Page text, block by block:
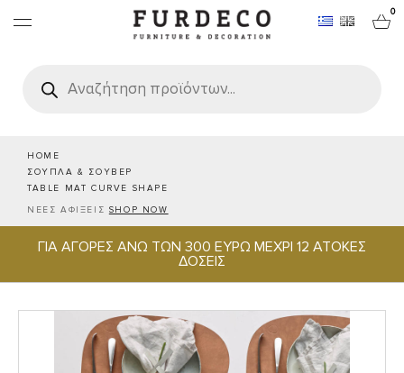
0
search
HOME
ΣΟΥΠΛΑ & ΣΟΥΒΕΡ
TABLE MAT CURVE SHAPE
ΝΕΕΣ ΑΦΙΞΕΙΣ SHOP NOW
ΓΙΑ ΑΓΟΡΕΣ ΑΝΩ ΤΩΝ 300 ΕΥΡΩ ΜΕΧΡΙ 12 ΑΤΟΚΕΣ
ΔΟΣΕΙΣ
ΕΠΙΠΛΑ
ΧΑΛΙΑ
ΕΙΔΗ ΣΕΡΒΙΡΙΣΜΑΤΟΣ & ΦΙΛΟΞΕΝΙΑΣ
PROJECTS